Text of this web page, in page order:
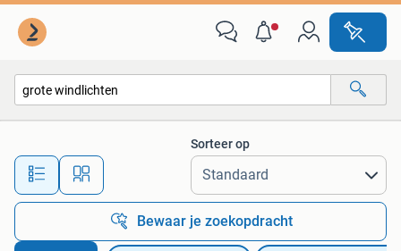
Alle afstanden…
Sorteer op
Bewaar je zoekopdracht